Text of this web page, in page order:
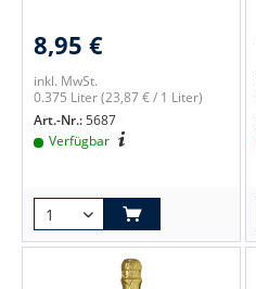
8,95 €
inkl. MwSt.
0.375 Liter(23,87 € / 1 Liter)
Art.-Nr.:5687
Verfügbar